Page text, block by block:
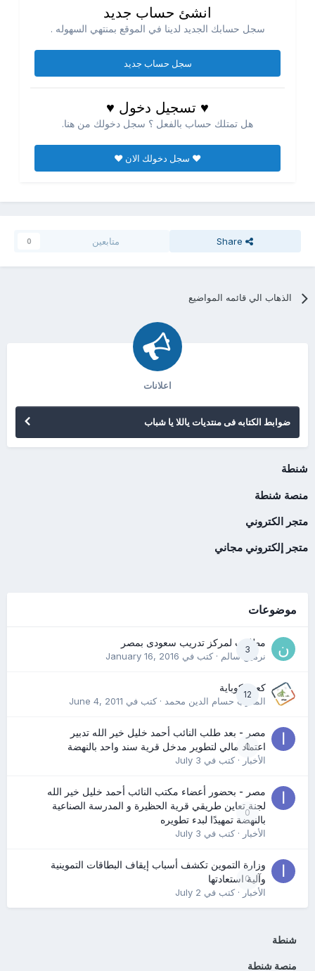
انشئ حساب جديد
سجل حسابك الجديد لدينا في الموقع بمنتهي السهوله .
سجل حساب جديد
♥ تسجيل دخول ♥
هل تمتلك حساب بالفعل ؟ سجل دخولك من هنا.
♥ سجل دخولك الان ♥
Share متابعين 0
الذهاب الي قائمه المواضيع
اعلانات
ضوابط الكتابه فى منتديات ياللا يا شباب
شنطة
منصة شنطة
متجر الكتروني
متجر إلكتروني مجاني
موضوعات
3
مطلوب لمركز تدريب سعودى بمصر
نرمين سالم· كتب في January 16, 2016
12
كعب كوباية
المدرب حسام الدين محمد· كتب في June 4, 2011
0
مصر - بعد طلب النائب أحمد خليل خير الله تدبير
اعتماد مالي لتطوير مدخل قرية سند واحد بالنهضة
الأخبار· كتب في July 3
0
مصر - بحضور أعضاء مكتب النائب أحمد خليل خير الله
لجنة تعاين طريقي قرية الحظيرة و المدرسة الصناعية
بالنهضة تمهيدًا لبدء تطويره
الأخبار· كتب في July 3
0
وزارة التموين تكشف أسباب إيقاف البطاقات التموينية
وآلية استعادتها
الأخبار· كتب في July 2
شنطة
منصة شنطة